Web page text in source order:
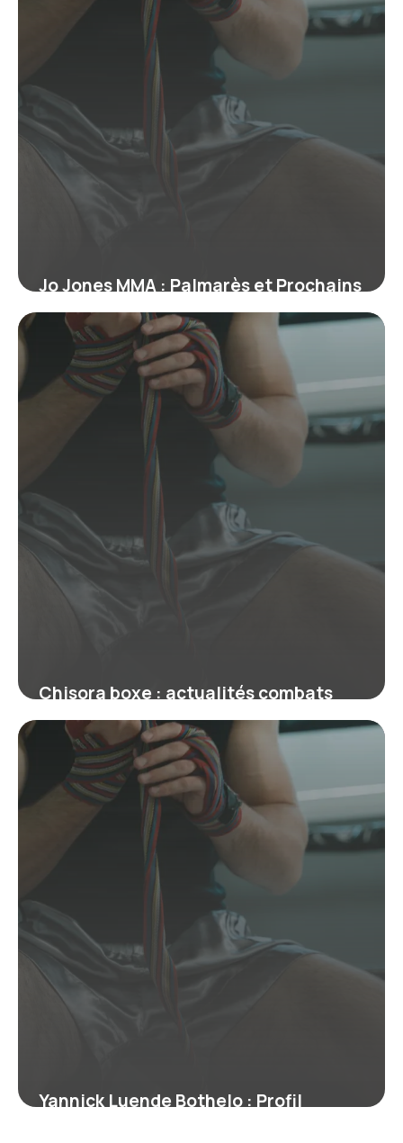
Jo Jones MMA : Palmarès et Prochains
Combats
19 juin 2026
Chisora boxe : actualités combats
2026
18 juin 2026
Yannick Luende Bothelo : Profil